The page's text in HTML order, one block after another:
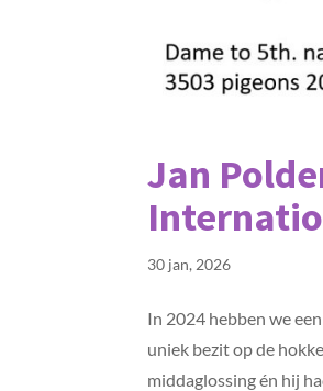
Jan
30 jan, 2026
In 2024 hebben we
uniek bezit op de
middaglossing én hij